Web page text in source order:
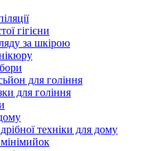
гігієни
за шкірою
для гоління
для гоління
техніки для дому